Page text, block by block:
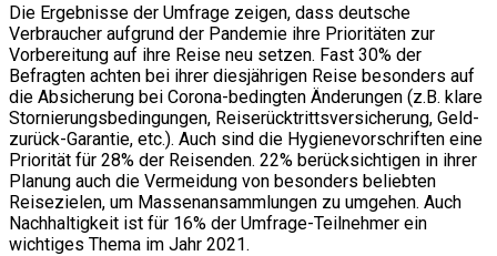
Die Ergebnisse der Umfrage zeigen, dass deutsche
Verbraucher aufgrund der Pandemie ihre Prioritäten zur
Vorbereitung auf ihre Reise neu setzen. Fast 30% der
Befragten achten bei ihrer diesjährigen Reise besonders auf
die Absicherung bei Corona-bedingten Änderungen (z.B. klare
Stornierungsbedingungen, Reiserücktrittsversicherung, Geld-
zurück-Garantie, etc.). Auch sind die Hygienevorschriften eine
Priorität für 28% der Reisenden. 22% berücksichtigen in ihrer
Planung auch die Vermeidung von besonders beliebten
Reisezielen, um Massenansammlungen zu umgehen. Auch
Nachhaltigkeit ist für 16% der Umfrage-Teilnehmer ein
wichtiges Thema im Jahr 2021.